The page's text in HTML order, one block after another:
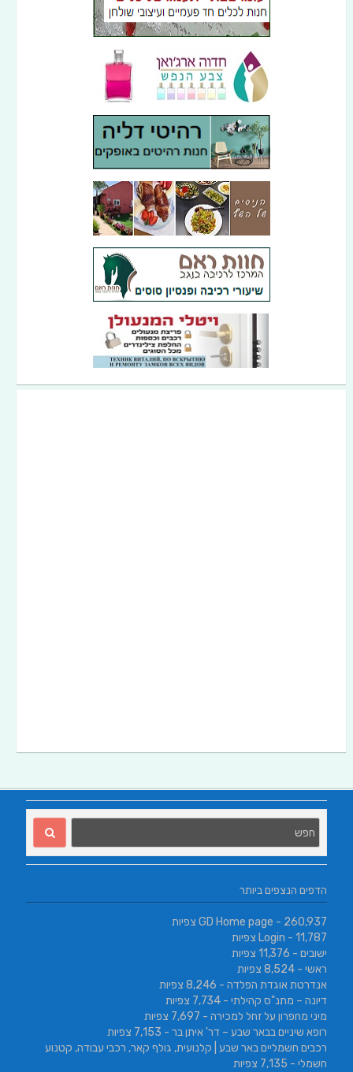
הדפים הנצפים ביותר
GD Home page - 260,937 צפיות
Login - 11,787 צפיות
ישובים - 11,376 צפיות
ראשי - 8,524 צפיות
אנדרטת אוגדת הפלדה - 8,246 צפיות
דיונה – מתנ"ס קהילתי - 7,734 צפיות
מיני מחפרון על זחל למכירה - 7,697 צפיות
רופא שיניים בבאר שבע – דר' איתן בר - 7,153 צפיות
רכבים חשמליים באר שבע | קלנועית, גולף קאר, רכבי עבודה, קטנוע
חשמלי - 7,135 צפיות